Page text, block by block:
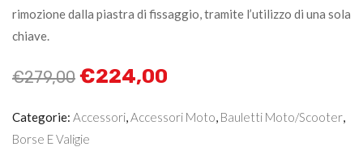
rimozione dalla piastra di fissaggio, tramite l’utilizzo di una sola
chiave.
€279,00 €224,00
Categorie: Accessori,Accessori Moto, Bauletti Moto/scooter,
Borse E Valigie